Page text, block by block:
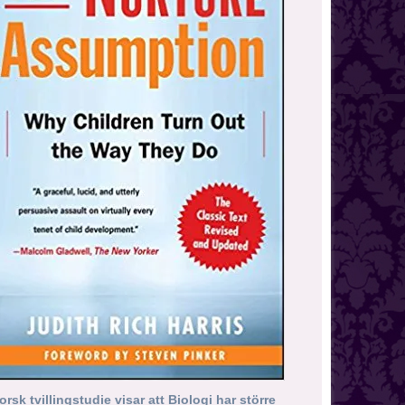
tvillingstudie visar att Biologi har större